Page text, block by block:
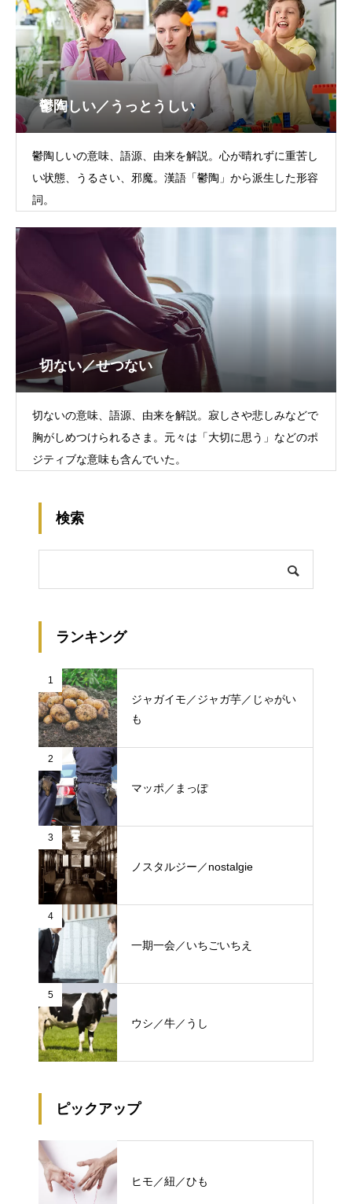
鬱陶しい／うっとうしい
鬱陶しいの意味、語源、由来を解説。心が晴れずに重苦し
い状態、うるさい、邪魔。漢語「鬱陶」から派生した形容
詞。
切ない／せつない
切ないの意味、語源、由来を解説。寂しさや悲しみなどで
胸がしめつけられるさま。元々は「大切に思う」などのポ
ジティブな意味も含んでいた。
検索
ランキング
1
ジャガイモ／ジャガ芋／じゃがい
も
2
マッポ／まっぽ
3
ノスタルジー／nostalgie
4
一期一会／いちごいちえ
5
ウシ／牛／うし
ピックアップ
ヒモ／紐／ひも